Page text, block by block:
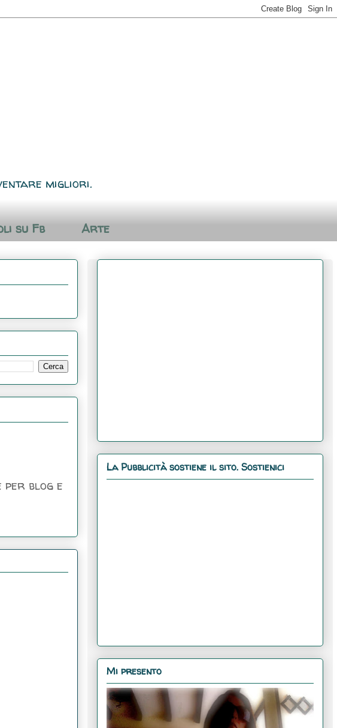
migliori.
su Fb Arte
per blog e
La Pubblicità sostiene il sito. Sostienici
Mi presento